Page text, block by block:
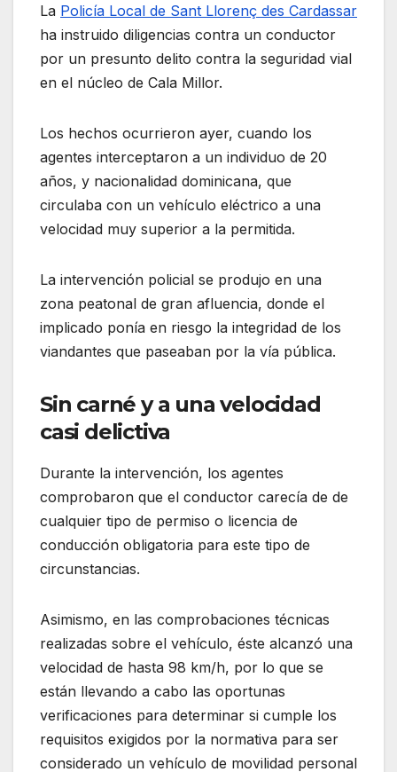
La Policía Local de Sant Llorenç des Cardassar
ha instruido diligencias contra un conductor
por un presunto delito contra la seguridad vial
en el núcleo de Cala Millor.
Los hechos ocurrieron ayer, cuando los
agentes interceptaron a un individuo de 20
años, y nacionalidad dominicana, que
circulaba con un vehículo eléctrico a una
velocidad muy superior a la permitida.
La intervención policial se produjo en una
zona peatonal de gran afluencia, donde el
implicado ponía en riesgo la integridad de los
viandantes que paseaban por la vía pública.
Sin carné y a una velocidad
casi delictiva
Durante la intervención, los agentes
comprobaron que el conductor carecía de de
cualquier tipo de permiso o licencia de
conducción obligatoria para este tipo de
circunstancias.
Asimismo, en las comprobaciones técnicas
realizadas sobre el vehículo, éste alcanzó una
velocidad de hasta 98 km/h, por lo que se
están llevando a cabo las oportunas
verificaciones para determinar si cumple los
requisitos exigidos por la normativa para ser
considerado un vehículo de movilidad personal